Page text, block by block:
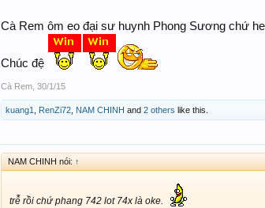
Cà Rem ôm eo đại sư huynh Phong Sương chứ
Chúc đệ
Cà Rem 30/1/15
kuang1 RenZi72 NAM CHINH and 2 others like this.
NAM CHINH nói: ↑
trễ rồi chứ phang 742 lot 74x là oke.